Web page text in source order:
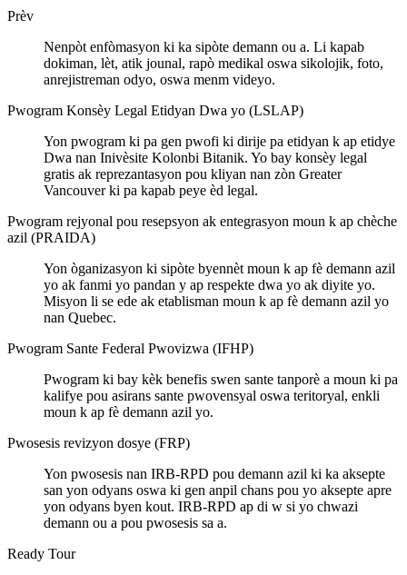
Prèv
Nenpòt enfòmasyon ki ka sipòte demann ou a. Li kapab
dokiman, lèt, atik jounal, rapò medikal oswa sikolojik, foto,
anrejistreman odyo, oswa menm videyo.
Pwogram Konsèy Legal Etidyan Dwa yo (LSLAP)
Yon pwogram ki pa gen pwofi ki dirije pa etidyan k ap etidye
Dwa nan Inivèsite Kolonbi Bitanik. Yo bay konsèy legal
gratis ak reprezantasyon pou kliyan nan zòn Greater
Vancouver ki pa kapab peye èd legal.
Pwogram rejyonal pou resepsyon ak entegrasyon moun k ap chèche
azil (PRAIDA)
Yon òganizasyon ki sipòte byennèt moun k ap fè demann azil
yo ak fanmi yo pandan y ap respekte dwa yo ak diyite yo.
Misyon li se ede ak etablisman moun k ap fè demann azil yo
nan Quebec.
Pwogram Sante Federal Pwovizwa (IFHP)
Pwogram ki bay kèk benefis swen sante tanporè a moun ki pa
kalifye pou asirans sante pwovensyal oswa teritoryal, enkli
moun k ap fè demann azil yo.
Pwosesis revizyon dosye (FRP)
Yon pwosesis nan IRB-RPD pou demann azil ki ka aksepte
san yon odyans oswa ki gen anpil chans pou yo aksepte apre
yon odyans byen kout. IRB-RPD ap di w si yo chwazi
demann ou a pou pwosesis sa a.
Ready Tour